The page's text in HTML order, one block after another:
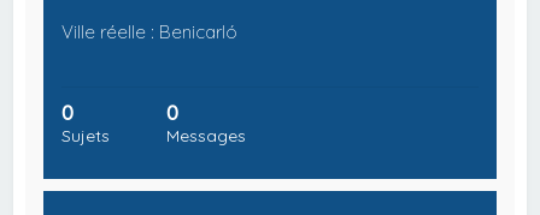
Ville réelle : Benicarló
0
Sujets
0
Messages